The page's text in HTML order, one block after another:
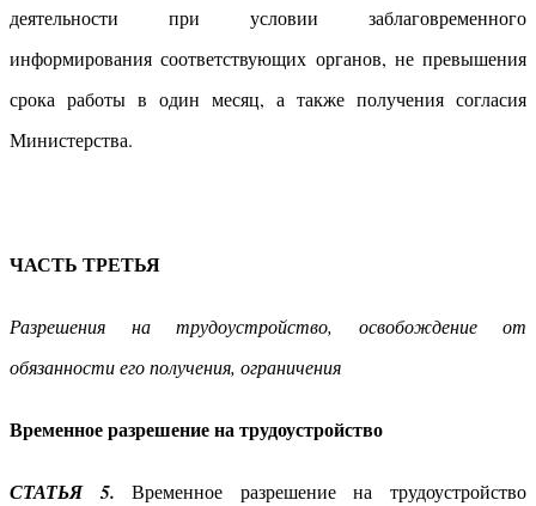
деятельности при условии заблаговременного
информирования соответствующих органов, не превышения
срока работы в один месяц, а также получения согласия
Министерства.
ЧАСТЬ ТРЕТЬЯ
Разрешения на трудоустройство, освобождение от
обязанности его получения, ограничения
Временное разрешение на трудоустройство
СТАТЬЯ 5. Временное разрешение на трудоустройство